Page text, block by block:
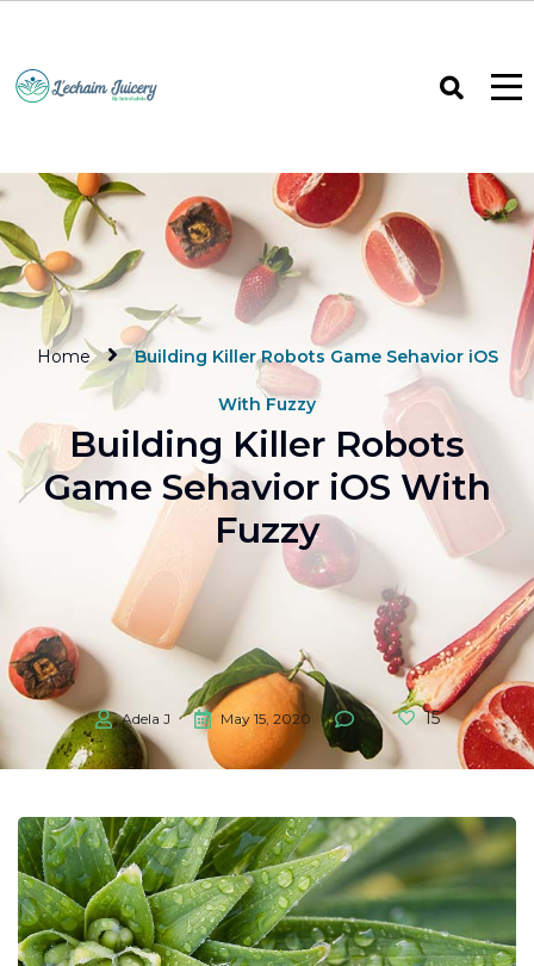
Home Building Killer Robots Game Sehavior iOS
With Fuzzy
Building Killer Robots
Game Sehavior iOS With
Fuzzy
Adela J May 15, 2020 0 15